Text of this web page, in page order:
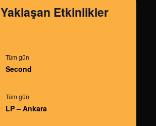
Yaklaşan Etkinlikler
Tüm gün
Second
Tüm gün
LP – Ankara